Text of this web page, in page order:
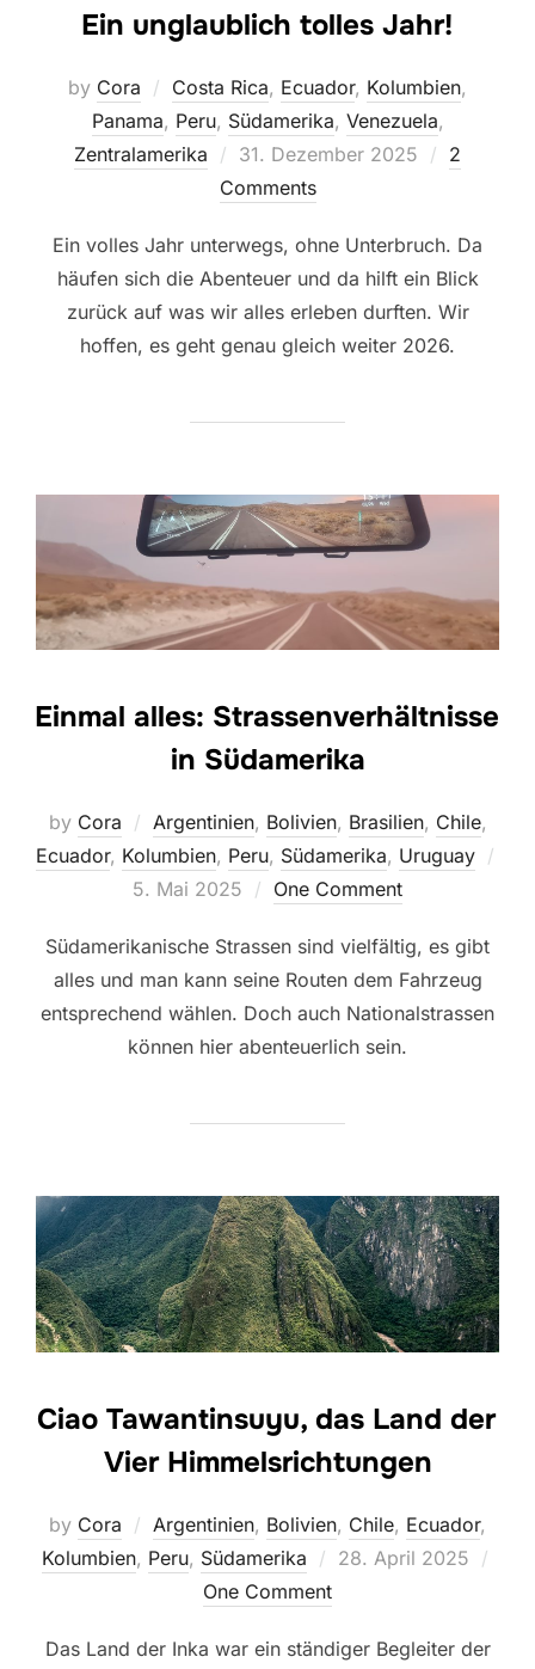
Ein unglaublich tolles Jahr!
by Cora Costa Rica, Ecuador, Kolumbien,
Panama, Peru, Südamerika, Venezuela,
Zentralamerika
Posted
on
31. Dezember 2025
2
Comments
Ein volles Jahr unterwegs, ohne Unterbruch. Da
häufen sich die Abenteuer und da hilft ein Blick
zurück auf was wir alles erleben durften. Wir
hoffen, es geht genau gleich weiter 2026.
Einmal alles: Strassenverhältnisse
in Südamerika
by Cora Argentinien, Bolivien, Brasilien, Chile,
Ecuador, Kolumbien, Peru, Südamerika, Uruguay
Posted
5. Mai 2025 One Comment
Südamerikanische Strassen sind vielfältig, es gibt
alles und man kann seine Routen dem Fahrzeug
entsprechend wählen. Doch auch Nationalstrassen
können hier abenteuerlich sein.
Ciao Tawantinsuyu, das Land der
Vier Himmelsrichtungen
by Cora Argentinien, Bolivien, Chile, Ecuador,
Kolumbien, Peru, Südamerika
Posted
28. April 2025
One Comment
Das Land der Inka war ein ständiger Begleiter der